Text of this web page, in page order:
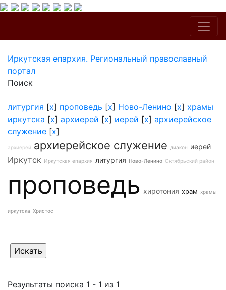
Иркутская епархия. Региональный православный
портал
Поиск
литургия [x] проповедь [x] Ново-Ленино [x] храмы
иркутска [x] архиерей [x] иерей [x] архиерейское
служение [x]
архиерей архиерейское служение диакон иерей
Иркутск Иркутская епархия литургия Ново-Ленино Октябрьский район
проповедь хиротония храм храмы
иркутска Христос
Результаты поиска 1 - 1 из 1